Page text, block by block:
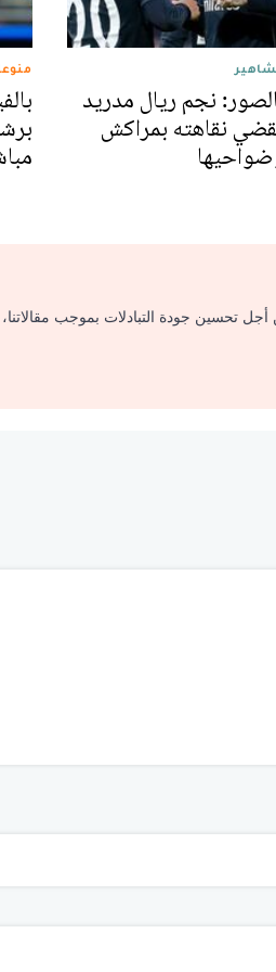
نجم ريال مدريد
نقاهته بمراكش
أجل تحسين جودة التبادلات بموجب